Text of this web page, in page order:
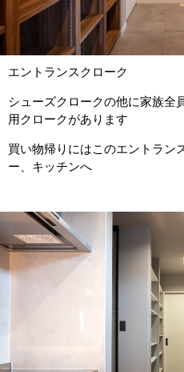
エントランスクローク
シューズクロークの他に家族全
用クロークがあります
買い物帰りにはこのエントラン
ー、キッチンへ